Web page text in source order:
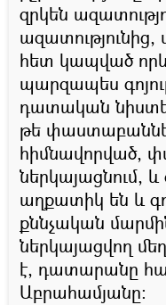
զրկեն
հետ կապված
պարզապես
դատական
թե
հիմնավորված,
ներկայացնում,
աղքատիկ են և
քննչական
ներկայացվող
է, դատարանը
Աբրահամյանը։